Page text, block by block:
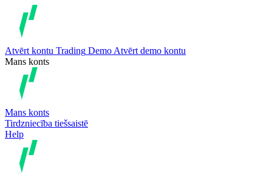
Atvērt kontu Trading Demo Atvērt demo kontu
Mans konts
Mans konts
Tirdzniecība tiešsaistē
Help